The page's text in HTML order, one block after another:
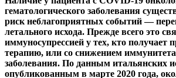
гематологического заболевания
риск неблагоприятных событий —
летального исхода. Прежде всего это
иммуносупрессией у тех, кто получает
терапию, или со снижением
заболевания. По данным итальянских
опубликованным в марте 2020 года,